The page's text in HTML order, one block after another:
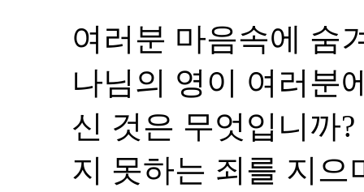
여러분 마음속에 숨
나님의 영이 여러분
신 것은 무엇입니까
지 못하는 죄를 지으